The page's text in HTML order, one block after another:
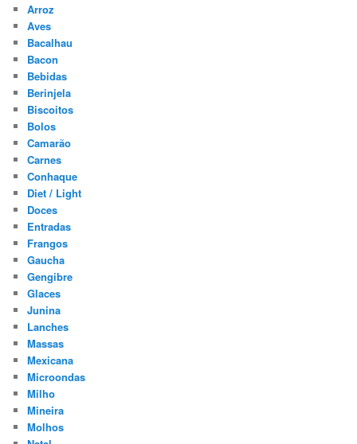
Arroz
Aves
Bacalhau
Bacon
Bebidas
Berinjela
Biscoitos
Bolos
Camarão
Carnes
Conhaque
Diet / Light
Doces
Entradas
Frangos
Gaucha
Gengibre
Glaces
Junina
Lanches
Massas
Mexicana
Microondas
Milho
Mineira
Molhos